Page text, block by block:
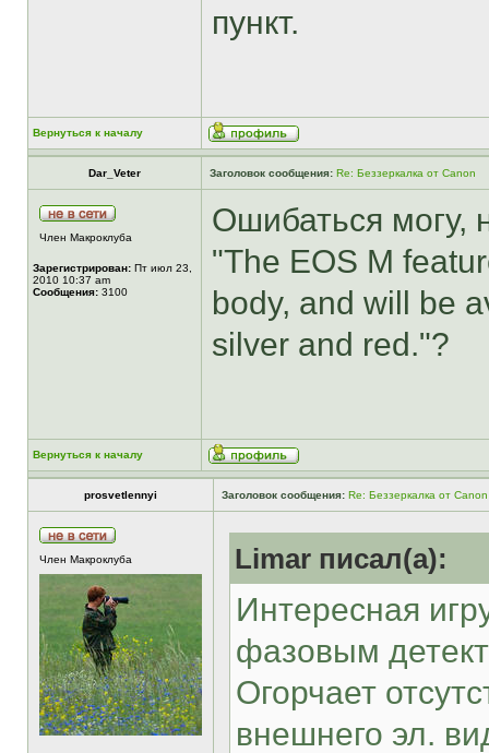
пункт.
Вернуться к началу
Dar_Veter Заголовок сообщения: Re: Беззеркалка от Canon
Член Макроклуба
Зарегистрирован: Пт июл 23,
2010 10:37 am
Сообщения: 3100
Ошибаться могу,
"The EOS M
body, and will be
silver and red."?
Вернуться к началу
prosvetlennyi Заголовок сообщения: Re: Беззеркалка от Canon
Член Макроклуба Limar писал(а):
Интересная
фазовым
Огорчает
внешнего эл.